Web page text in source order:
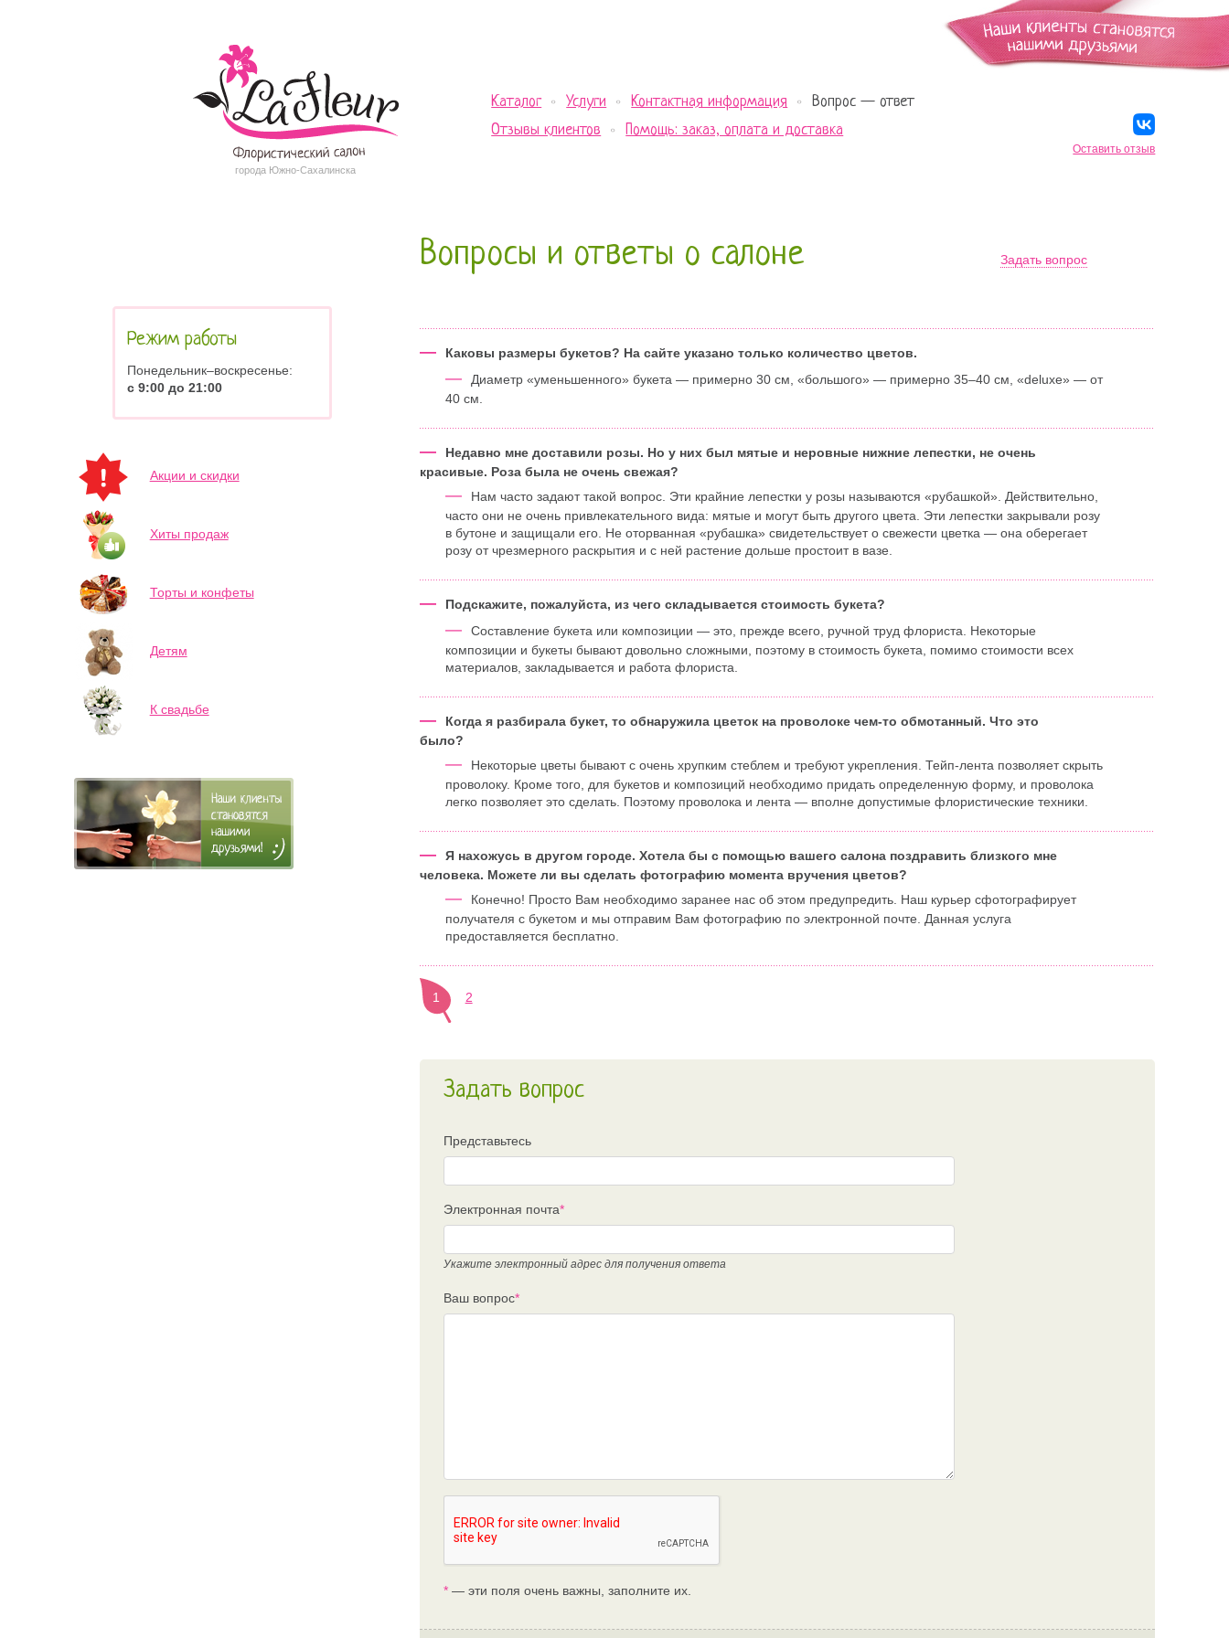
города Южно-Сахалинска
Каталог Услуги Контактная информация
Вопрос — ответ
Отзывы клиентов
Помощь: заказ, оплата и доставка
Оставить отзыв
Вопросы и ответы о салоне Задать вопрос
— Каковы размеры букетов? На сайте указано только количество цветов.
—
Диаметр «уменьшенного» букета — примерно 30 см, «большого» — примерно 35–40 см, «deluxe» — от
40 см.
—
Недавно мне доставили розы. Но у них был мятые и неровные нижние лепестки, не очень
красивые. Роза была не очень свежая?
—
Нам часто задают такой вопрос. Эти крайние лепестки у розы называются «рубашкой». Действительно,
часто они не очень привлекательного вида: мятые и могут быть другого цвета. Эти лепестки закрывали розу
в бутоне и защищали его. Не оторванная «рубашка» свидетельствует о свежести цветка — она оберегает
розу от чрезмерного раскрытия и с ней растение дольше простоит в вазе.
— Подскажите, пожалуйста, из чего складывается стоимость букета?
—
Составление букета или композиции — это, прежде всего, ручной труд флориста. Некоторые
композиции и букеты бывают довольно сложными, поэтому в стоимость букета, помимо стоимости всех
материалов, закладывается и работа флориста.
—
Когда я разбирала букет, то обнаружила цветок на проволоке чем-то обмотанный. Что это
было?
—
Некоторые цветы бывают с очень хрупким стеблем и требуют укрепления. Тейп-лента позволяет скрыть
проволоку. Кроме того, для букетов и композиций необходимо придать определенную форму, и проволока
легко позволяет это сделать. Поэтому проволока и лента — вполне допустимые флористические техники.
—
Я нахожусь в другом городе. Хотела бы с помощью вашего салона поздравить близкого мне
человека. Можете ли вы сделать фотографию момента вручения цветов?
—
Конечно! Просто Вам необходимо заранее нас об этом предупредить. Наш курьер сфотографирует
получателя с букетом и мы отправим Вам фотографию по электронной почте. Данная услуга
предоставляется бесплатно.
1 2
Задать вопрос
Представьтесь
Электронная почта*
Укажите электронный адрес для получения ответа
Ваш вопрос*
* — эти поля очень важны, заполните их.
Режим работы
Понедельник–воскресенье:
с 9:00 до 21:00
Акции и скидки
Хиты продаж
Торты и конфеты
Детям
К свадьбе